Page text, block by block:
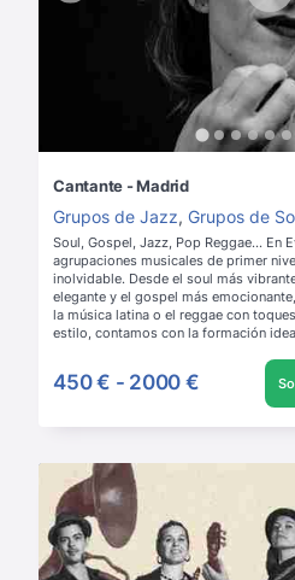
Cantante - Madrid
Grupos de Jazz, Grupos de
Soul, Gospel, Jazz, Pop Reggae... En
agrupaciones musicales de primer
inolvidable. Desde el soul más
elegante y el gospel más
la música latina o el reggae con
estilo, contamos con la formación
450 € - 2000 €